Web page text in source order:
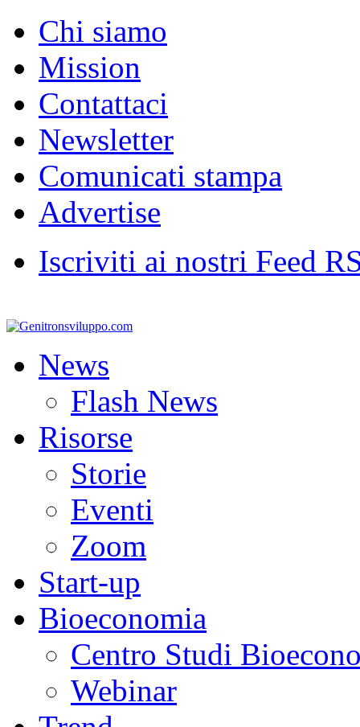
Chi siamo
Mission
Contattaci
Newsletter
Comunicati stampa
Advertise
Iscriviti ai nostri Feed
News
Flash News
Risorse
Storie
Eventi
Zoom
Start-up
Bioeconomia
Centro Studi
Webinar